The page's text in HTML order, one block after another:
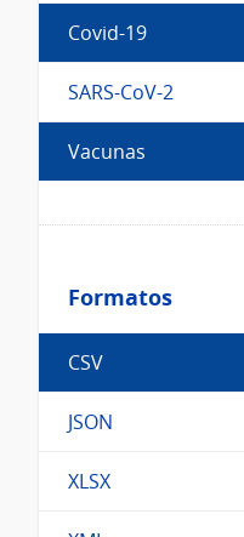
Covid-19
SARS-CoV-2
Vacunas
Formatos
Formatos
CSV
JSON
XLSX